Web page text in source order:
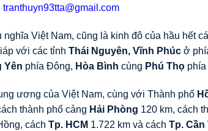
tranthuyn93tta@gmail.com
Việt Nam, cũng là kinh đô của hầu hết
với các tỉnh Thái Nguyên, Vĩnh Phúc ở
Yên phía Đông, Hòa Bình cùng Phú Thọ phía
ương của Việt Nam, cùng với Thành phố
thành phố cảng Hải Phòng 120 km, cách
cách Tp. HCM 1.722 km và cách Tp. Cần